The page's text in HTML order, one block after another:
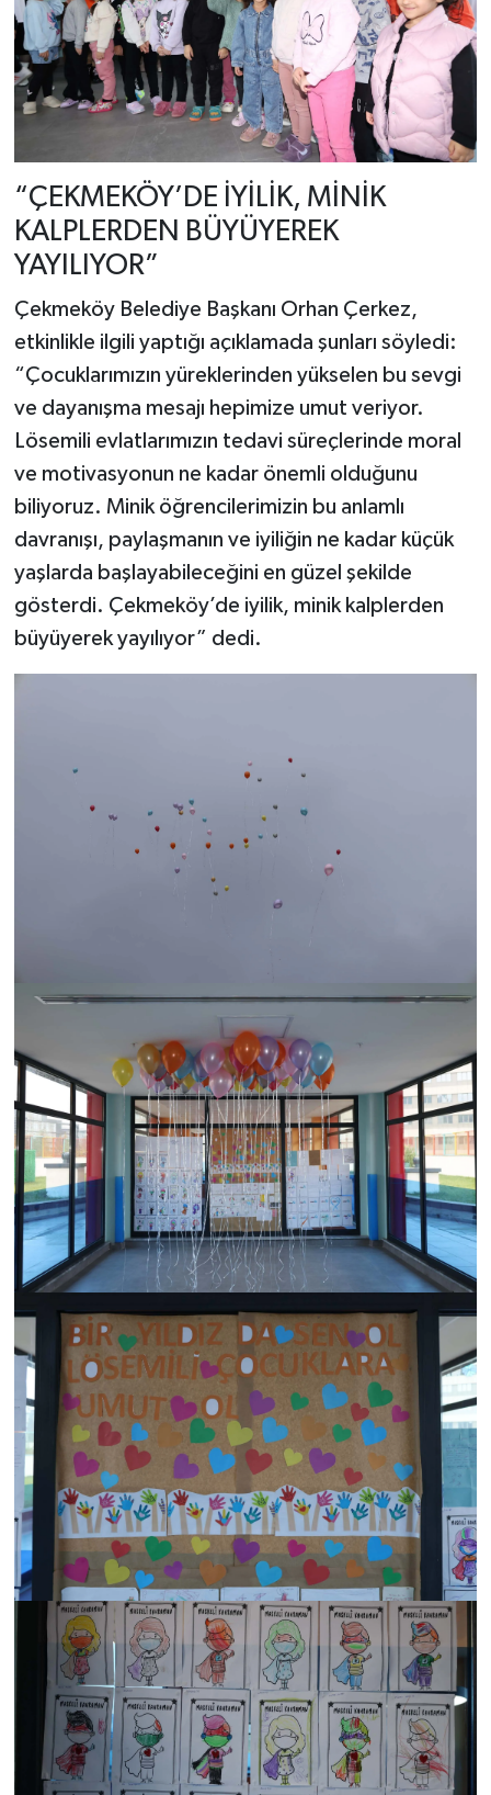
“ÇEKMEKÖY’DE İYİLİK, MİNİK
KALPLERDEN BÜYÜYEREK
YAYILIYOR”
Çekmeköy Belediye Başkanı Orhan Çerkez,
etkinlikle ilgili yaptığı açıklamada şunları söyledi:
“Çocuklarımızın yüreklerinden yükselen bu sevgi
ve dayanışma mesajı hepimize umut veriyor.
Lösemili evlatlarımızın tedavi süreçlerinde moral
ve motivasyonun ne kadar önemli olduğunu
biliyoruz. Minik öğrencilerimizin bu anlamlı
davranışı, paylaşmanın ve iyiliğin ne kadar küçük
yaşlarda başlayabileceğini en güzel şekilde
gösterdi. Çekmeköy’de iyilik, minik kalplerden
büyüyerek yayılıyor” dedi.